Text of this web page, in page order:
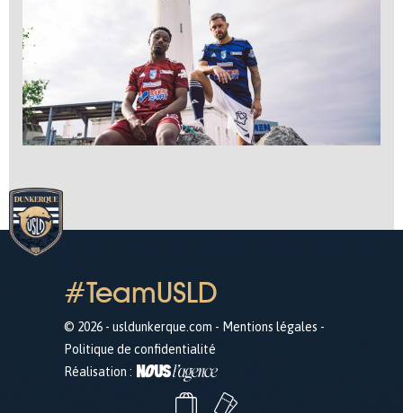
#TeamUSLD
© 2026 - usldunkerque.com - Mentions légales -
Politique de confidentialité
Réalisation :